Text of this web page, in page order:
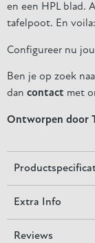
en een HPL blad.
tafelpoot. En
Configureer nu
Ben je op zoek
dan contact met
Ontworpen door
Extra Info
Reviews